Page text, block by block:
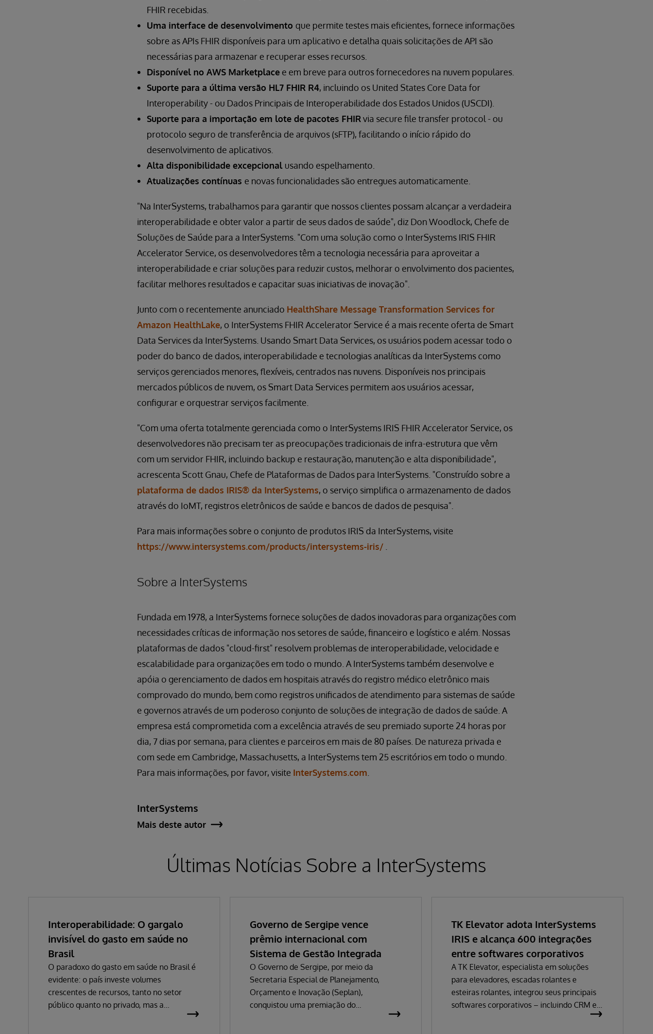
FHIR recebidas.
Uma interface de desenvolvimento que permite testes mais eficientes, fornece informações
sobre as APIs FHIR disponíveis para um aplicativo e detalha quais solicitações de API são
necessárias para armazenar e recuperar esses recursos.
Disponível no AWS Marketplace e em breve para outros fornecedores na nuvem populares.
Suporte para a última versão HL7 FHIR R4, incluindo os United States Core Data for
Interoperability - ou Dados Principais de Interoperabilidade dos Estados Unidos (USCDI).
Suporte para a importação em lote de pacotes FHIR via secure file transfer protocol - ou
protocolo seguro de transferência de arquivos (sFTP), facilitando o início rápido do
desenvolvimento de aplicativos.
Alta disponibilidade excepcional usando espelhamento.
Atualizações contínuas e novas funcionalidades são entregues automaticamente.
"Na InterSystems, trabalhamos para garantir que nossos clientes possam alcançar a verdadeira
interoperabilidade e obter valor a partir de seus dados de saúde", diz Don Woodlock, Chefe de
Soluções de Saúde para a InterSystems. "Com uma solução como o InterSystems IRIS FHIR
Accelerator Service, os desenvolvedores têm a tecnologia necessária para aproveitar a
interoperabilidade e criar soluções para reduzir custos, melhorar o envolvimento dos pacientes,
facilitar melhores resultados e capacitar suas iniciativas de inovação".
Junto com o recentemente anunciado HealthShare Message Transformation Services for
Amazon HealthLake, o InterSystems FHIR Accelerator Service é a mais recente oferta de Smart
Data Services da InterSystems. Usando Smart Data Services, os usuários podem acessar todo o
poder do banco de dados, interoperabilidade e tecnologias analíticas da InterSystems como
serviços gerenciados menores, flexíveis, centrados nas nuvens. Disponíveis nos principais
mercados públicos de nuvem, os Smart Data Services permitem aos usuários acessar,
configurar e orquestrar serviços facilmente.
"Com uma oferta totalmente gerenciada como o InterSystems IRIS FHIR Accelerator Service, os
desenvolvedores não precisam ter as preocupações tradicionais de infra-estrutura que vêm
com um servidor FHIR, incluindo backup e restauração, manutenção e alta disponibilidade",
acrescenta Scott Gnau, Chefe de Plataformas de Dados para InterSystems. "Construído sobre a
plataforma de dados IRIS® da InterSystems, o serviço simplifica o armazenamento de dados
através do IoMT, registros eletrônicos de saúde e bancos de dados de pesquisa".
Para mais informações sobre o conjunto de produtos IRIS da InterSystems, visite
https://www.intersystems.com/products/intersystems-iris/
Sobre a InterSystems
Fundada em 1978, a InterSystems fornece soluções de dados inovadoras para organizações com
necessidades críticas de informação nos setores de saúde, financeiro e logístico e além. Nossas
plataformas de dados "cloud-first" resolvem problemas de interoperabilidade, velocidade e
escalabilidade para organizações em todo o mundo. A InterSystems também desenvolve e
apóia o gerenciamento de dados em hospitais através do registro médico eletrônico mais
comprovado do mundo, bem como registros unificados de atendimento para sistemas de saúde
e governos através de um poderoso conjunto de soluções de integração de dados de saúde. A
empresa está comprometida com a excelência através de seu premiado suporte 24 horas por
dia, 7 dias por semana, para clientes e parceiros em mais de 80 países. De natureza privada e
com sede em Cambridge, Massachusetts, a InterSystems tem 25 escritórios em todo o mundo.
Para mais informações, por favor, visite InterSystems.com
InterSystems
Mais deste autor
Últimas Notícias Sobre a InterSystems
Interoperabilidade: O gargalo
invisível do gasto em saúde no
Brasil
O paradoxo do gasto em saúde no Brasil é
evidente: o país investe volumes
crescentes de recursos, tanto no setor
público quanto no privado, mas a
percepção de eficiência não acompanha
Governo de Sergipe vence
prêmio internacional com
Sistema de Gestão Integrada
O Governo de Sergipe, por meio da
Secretaria Especial de Planejamento,
Orçamento e Inovação (Seplan),
conquistou uma premiação do
TK Elevator adota InterSystems
IRIS e alcança 600 integrações
entre softwares corporativos
A TK Elevator, especialista em soluções
para elevadores, escadas rolantes e
esteiras rolantes, integrou seus principais
softwares corporativos – incluindo CRM e
ERP – e alcançou uma malha de cerca de